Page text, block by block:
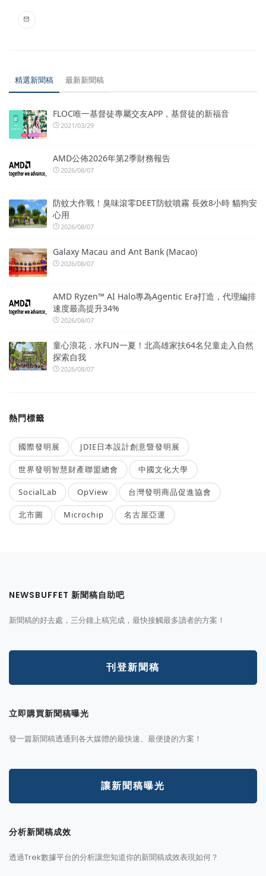
精選新聞稿 最新新聞稿
FLOC唯一基督徒專屬交友APP，基督徒的新福音
2021/03/29
AMD公佈2026年第2季財務報告
2026/08/07
防蚊大作戰！臭味滾零DEET防蚊噴霧 長效8小時 貓狗安
心用
2026/08/07
Galaxy Macau and Ant Bank (Macao)
2026/08/07
AMD Ryzen™ AI Halo專為Agentic Era打造，代理編排
速度最高提升34%
2026/08/07
童心浪花．水FUN一夏！北高雄家扶64名兒童走入自然
探索自我
2026/08/07
熱門標籤
國際發明展 JDIE日本設計創意暨發明展
世界發明智慧財產聯盟總會 中國文化大學
SocialLab OpView 台灣發明商品促進協會
北市圖 Microchip 名古屋亞運
NEWSBUFFET 新聞稿自助吧
新聞稿的好去處，三分鐘上稿完成，最快接觸最多讀者的方案！
刊登新聞稿
立即購買新聞稿曝光
發一篇新聞稿透通到各大媒體的最快速、最便捷的方案！
讓新聞稿曝光
分析新聞稿成效
透過Trek數據平台的分析讓您知道你的新聞稿成效表現如何？